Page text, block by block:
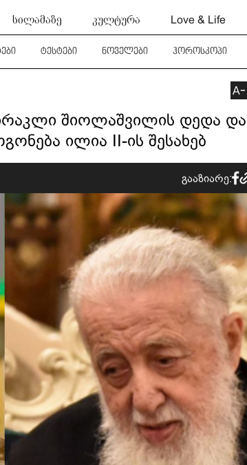
სილამაზე კულტურა Love & Life
ტესტები ნოველები ჰოროსკოპი
შიოლაშვილის დედა და
ილია II-ის შესახებ
გააზიარე: